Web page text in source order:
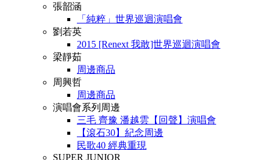
張韶涵
「純粹」世界巡迴演唱會
劉若英
2015 [Renext 我敢]世界巡迴演唱會
梁靜茹
周邊商品
周興哲
周邊商品
演唱會系列周邊
三毛 齊豫 潘越雲【回聲】演唱會
【滾石30】紀念周邊
民歌40 經典重現
SUPER JUNIOR